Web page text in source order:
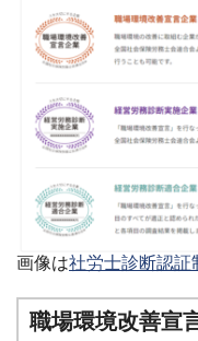
画像は社労士診断認証
職場環境改善宣